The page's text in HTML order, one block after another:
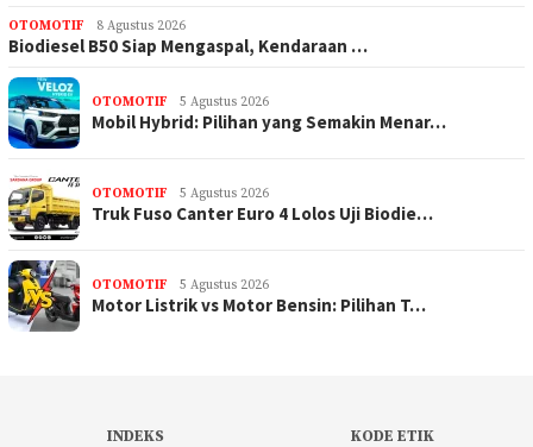
OTOMOTIF 8 Agustus 2026
Biodiesel B50 Siap Mengaspal, Kendaraan …
OTOMOTIF 5 Agustus 2026
Mobil Hybrid: Pilihan yang Semakin Menar…
OTOMOTIF 5 Agustus 2026
Truk Fuso Canter Euro 4 Lolos Uji Biodie…
OTOMOTIF 5 Agustus 2026
Motor Listrik vs Motor Bensin: Pilihan T…
INDEKS KODE ETIK